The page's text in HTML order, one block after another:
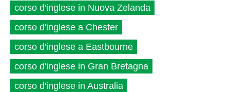
corso d'inglese in Nuova Zelanda
corso d'inglese a Chester
corso d'inglese a Eastbourne
corso d'inglese in Gran Bretagna
corso d'inglese in Australia